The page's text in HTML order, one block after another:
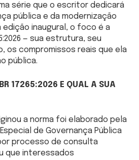
série que o escritor dedicará
pública e da modernização
inaugural, o foco é a
— sua estrutura, seu
os compromissos reais que ela
pública.
17265:2026 E QUAL A SUA
a norma foi elaborado pela
de Governança Pública
processo de consulta
que interessados